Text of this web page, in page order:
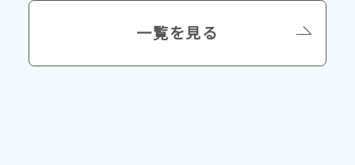
一覧を見る